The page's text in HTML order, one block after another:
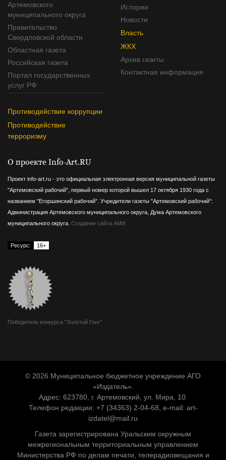
Артемовского
муниципального округа
Правительство
Свердловской области
Областная газета
Российская газета
Портал государственных
услуг РФ
Противодействие коррупции
Противодействие
терроризму
Истории
Новости
Власть
ЖКХ
Архив газеты
Контактная информация
О проекте Info-Art.RU
Проект info-art.ru - это официальная электронная версия муниципальной газеты
"Артемовский рабочий", первый номер которой вышел 17 октября 1930 года с
названием "Егоршинский рабочий". Учредители газеты "Артемовский рабочий":
Администрация Артемовского муниципального округа, Дума Артемовского
муниципального округа. Создание сайта АМИ
Ресурс: 16+
Победитель конкурса "Золотой Гонг"
© 2026 Муниципальное бюджетное учреждение АГО
«Издатель».
Адрес: 623780, г. Артемовский, ул. Мира, 10.
Телефон редакции: +7 (34363) 2-04-68, e-mail: art-
izdatel@mail.ru
Газета зарегистрирована Уральским окружным
межрегиональным территориальным управлением
Министерства РФ по делам печати, телерадиовещания и